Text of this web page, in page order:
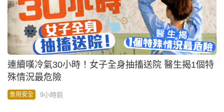
連續嘆冷氣30小時！女子全身抽搐送院 醫生揭1個特
殊情況最危險
食用安全 9小時前